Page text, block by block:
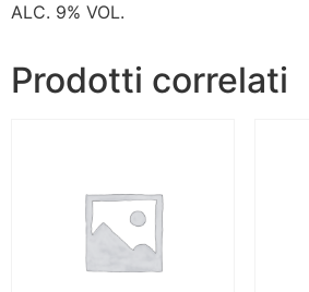
ALC. 9% VOL.
Prodotti correlati